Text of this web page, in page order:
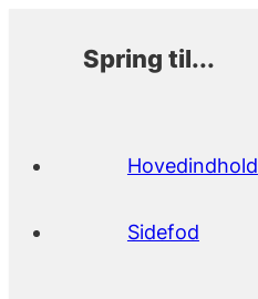
Spring til...
Hovedindhold
Sidefod